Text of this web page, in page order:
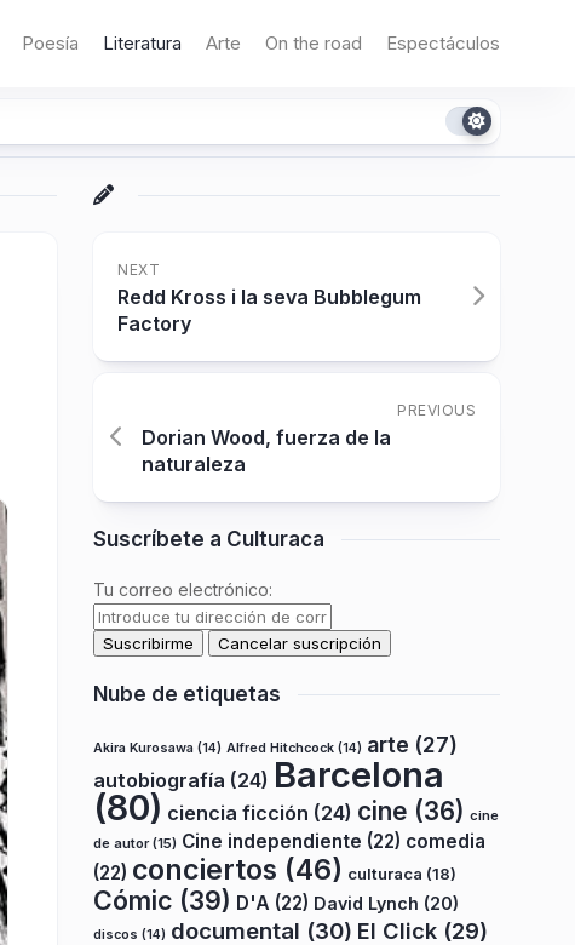
Poesía Literatura Arte On the road Espectáculos
NEXT
Redd Kross i la seva Bubblegum
Factory
PREVIOUS
Dorian Wood, fuerza de la
naturaleza
Suscríbete a Culturaca
Tu correo electrónico:
Nube de etiquetas
Akira Kurosawa (14) Alfred Hitchcock (14) arte (27)
autobiografía (24) Barcelona
(80) ciencia ficción (24) cine (36) cine
de autor(15) Cine independiente (22) comedia
(22) conciertos (46) culturaca (18)
Cómic (39) D'A (22) David Lynch (20)
discos (14) documental (30) El Click (29)